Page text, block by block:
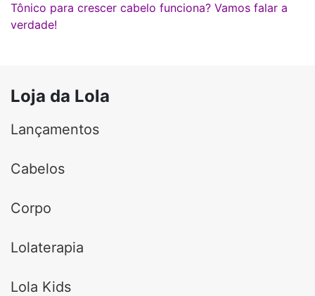
Tônico para crescer cabelo funciona? Vamos falar a
verdade!
Loja da Lola
Lançamentos
Cabelos
Corpo
Lolaterapia
Lola Kids